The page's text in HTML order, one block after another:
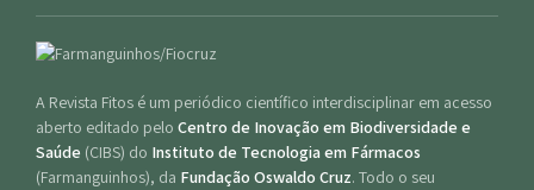
A Revista Fitos é um periódico científico interdisciplinar em acesso
aberto editado pelo Centro de Inovação em Biodiversidade e
Saúde (CIBS) do Instituto de Tecnologia em Fármacos
(Farmanguinhos), da Fundação Oswaldo Cruz. Todo o seu